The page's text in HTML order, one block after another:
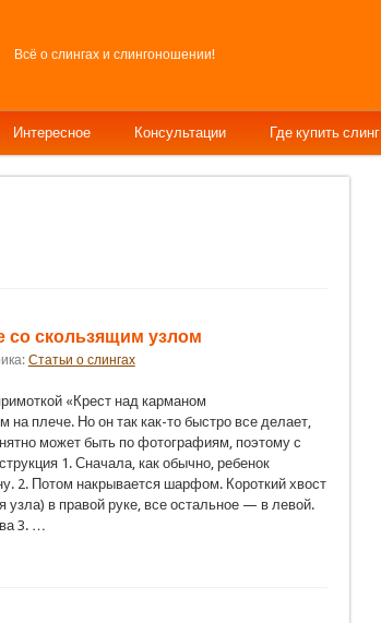
Всё о слингах и слингоношении!
Интересное Консультации Где купить слинг
со скользящим узлом
Статьи о слингах
«Крест над карманом
на плече. Но он так как-то быстро все делает,
может быть по фотографиям, поэтому с
1. Сначала, как обычно, ребенок
2. Потом накрывается шарфом. Короткий хвост
узла) в правой руке, все остальное — в левой.
3. …